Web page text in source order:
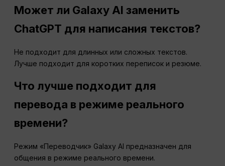
Может ли Galaxy AI заменить
ChatGPT для написания текстов?
Не подходит для длинных или сложных текстов.
Лучше подходит для коротких переписок и резюме.
Что лучше подходит для
перевода в режиме реального
времени?
Режим «Переводчик» Galaxy AI предназначен для
общения в режиме реального времени.